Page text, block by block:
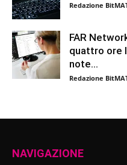
Redazione
FAR
quattro ore
note...
Redazione
NAVIGAZIONE